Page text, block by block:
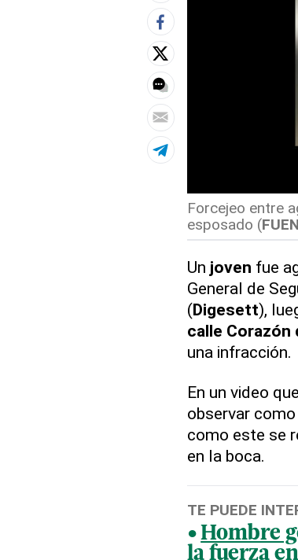
Forcejeo entre
esposado (
Un joven fue
General de
(Digesett),
calle Corazón
una infracción.
En un video
observar
como este se
en la boca.
TE PUEDE
Hombre
la fuerza